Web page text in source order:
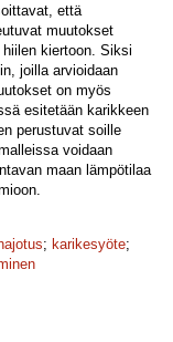
että
muutokset
kiertoon. Siksi
joilla arvioidaan
on myös
esitetään karikkeen
perustuvat soille
voidaan
maan lämpötilaa
hajotus; karikesyöte;